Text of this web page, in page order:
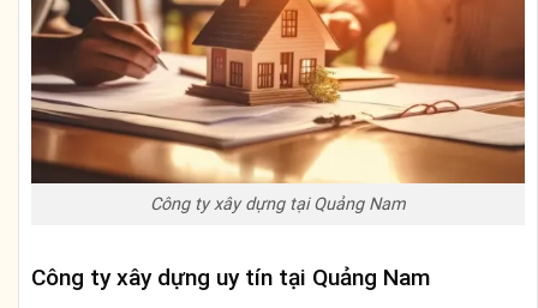
Công ty xây dựng tại Quảng Nam
Công ty xây dựng uy tín tại Quảng Nam